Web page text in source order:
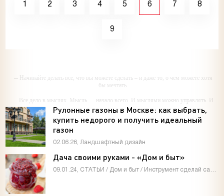
1 2 3 4 5 6 7 8
9
-- Начинайте делать все, что вы можете сделать – и даже то, о чем можете хотя
бы мечтать.
-- Все дело в мыслях. Мысль — начало всего. И мыслями можно управлять. И
поэтому главное дело совершенствования: работать над мыслями.
-- Идите уверенно по направлению к мечте. Живите той жизнью, которую вы
-- Самое большое богатство — это ум. Самая большая нищета — глупость. Из
-- Лучшее, что можно сделать с хорошим советом, это пропустить его мимо
ушей. Он никогда не бывает полезен никому, кроме того, кто его дал.
-- Люблю давать советы и очень не люблю, когда их дают мне.
Рулонные газоны в Москве: как выбрать,
купить недорого и получить идеальный
газон
02.06.26, Ландшафтный дизайн
Дача своими руками - «Дом и быт»